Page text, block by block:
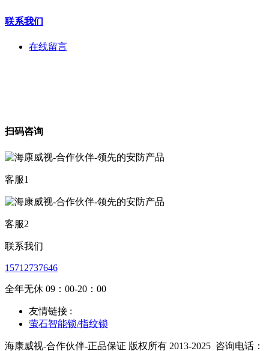
联系我们
在线留言
扫码咨询
客服1
客服2
联系我们
15712737646
全年无休 09：00-20：00
友情链接 :
萤石智能锁/指纹锁
海康威视-合作伙伴-正品保证 版权所有 2013-2025 咨询电话：